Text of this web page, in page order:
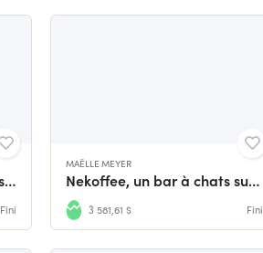
Libelté & ReBelt - Ceintures innovantes et made in France
Fini
MAËLLE MEYER
Nekoffee, un bar à chats sur Lille ?
3 581,61 $ Fini